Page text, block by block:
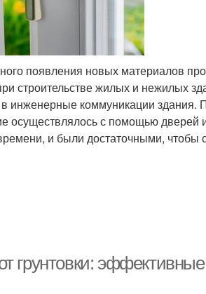
появления новых материалов
строительстве жилых и нежилых
в инженерные коммуникации здания.
осуществлялось с помощью дверей
и были достаточными, чтобы
грунтовки: